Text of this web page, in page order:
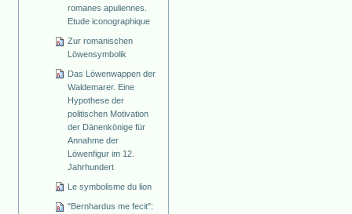
romanes apuliennes.
Etude iconographique
Zur romanischen
Löwensymbolik
Das Löwenwappen der
Waldemarer. Eine
Hypothese der
politischen Motivation
der Dänenkönige für
Annahme der
Löwenfigur im 12.
Jahrhundert
Le symbolisme du lion
"Bernhardus me fecit":